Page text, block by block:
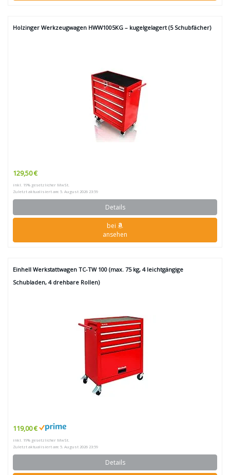
Holzinger Werkzeugwagen HWW1005KG – kugelgelagert (5 Schubfächer)
129,50 €
inkl. 19% gesetzlicher MwSt.
Zuletzt aktualisiert am: 5. August 2026 23:59
Details
bei
ansehen
Einhell Werkstattwagen TC-TW 100 (max. 75 kg, 4 leichtgängige
Schubladen, 4 drehbare Rollen)
119,00 €
inkl. 19% gesetzlicher MwSt.
Zuletzt aktualisiert am: 5. August 2026 23:59
Details